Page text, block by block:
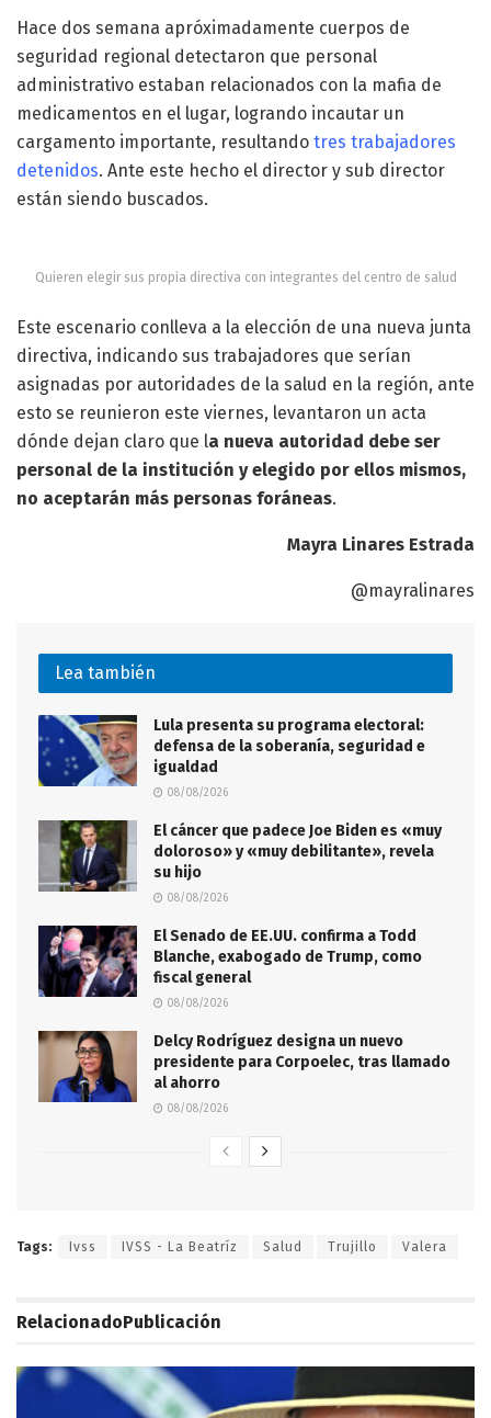
Hace dos semana apróximadamente cuerpos de
seguridad regional detectaron que personal
administrativo estaban relacionados con la mafia de
medicamentos en el lugar, logrando incautar un
cargamento importante, resultando tres trabajadores
detenidos. Ante este hecho el director y sub director
están siendo buscados.
Quieren elegir sus propia directiva con integrantes del centro de salud
Este escenario conlleva a la elección de una nueva junta
directiva, indicando sus trabajadores que serían
asignadas por autoridades de la salud en la región, ante
esto se reunieron este viernes, levantaron un acta
dónde dejan claro que la nueva autoridad debe ser
personal de la institución y elegido por ellos mismos,
no aceptarán más personas foráneas.
Mayra Linares Estrada
@mayralinares
Lea también
Lula presenta su programa electoral:
defensa de la soberanía, seguridad e
igualdad
08/08/2026
El cáncer que padece Joe Biden es «muy
doloroso» y «muy debilitante», revela
su hijo
08/08/2026
El Senado de EE.UU. confirma a Todd
Blanche, exabogado de Trump, como
fiscal general
08/08/2026
Delcy Rodríguez designa un nuevo
presidente para Corpoelec, tras llamado
al ahorro
08/08/2026
Tags: Ivss IVSS - La Beatríz Salud Trujillo Valera
RelacionadoPublicación